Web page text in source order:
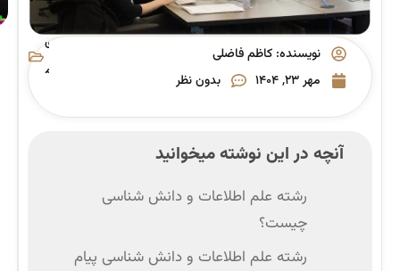
نویسنده: کاظم فاضلی
مهر ۲۳, ۱۴۰۴
بدون نظر
رشته
های
پیام
آنچه در این نوشته میخوانید
رشته علم اطلاعات و دانش شناسی
چیست؟
رشته علم اطلاعات و دانش شناسی پیام